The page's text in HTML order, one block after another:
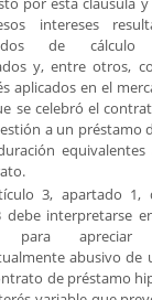
intereses
de cálculo
y, entre otros,
aplicados en el
se celebró el
a un préstamo
3, apartado 1,
debe interpretarse
para apreciar
abusivo de
de préstamo